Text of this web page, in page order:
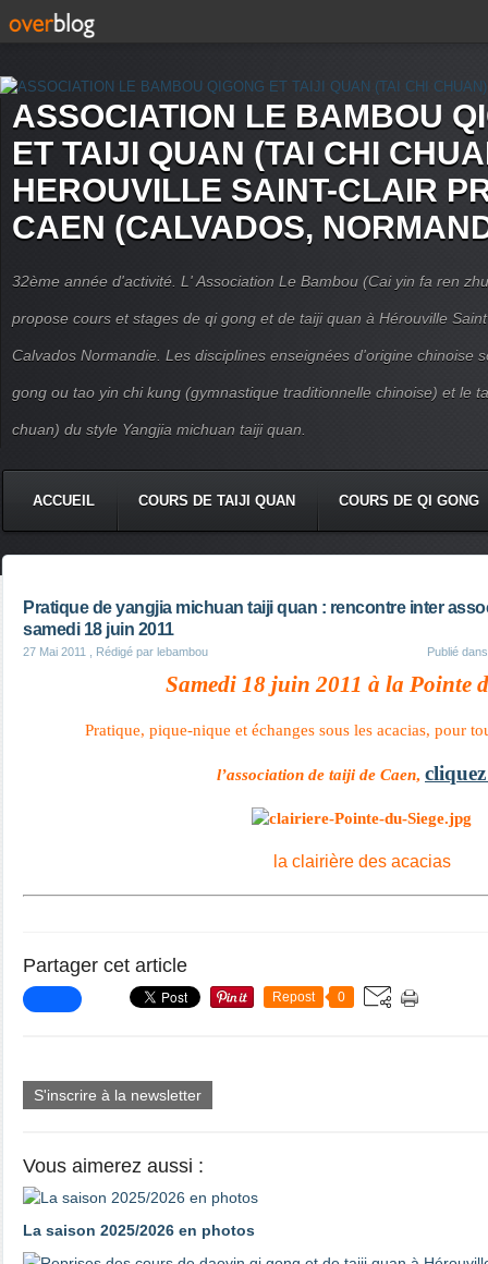
ASSOCIATION LE BAMBOU
ET TAIJI QUAN (TAI CHI
HEROUVILLE SAINT-CLAIR
CAEN (CALVADOS,
32ème année d'activité. L' Association Le Bambou (Cai yin fa ren
propose cours et stages de qi gong et de taiji quan à Hérouville
Calvados Normandie. Les disciplines enseignées d'origine chinoise
gong ou tao yin chi kung (gymnastique traditionnelle chinoise) et le
chuan) du style Yangjia michuan taiji quan.
ACCUEIL COURS DE TAIJI QUAN COURS DE QI GONG
Pratique de yangjia michuan taiji quan : rencontre inter
samedi 18 juin 2011
27 Mai 2011 , Rédigé par lebambou Publié
Samedi 18 juin 2011 à la Pointe
Pratique, pique-nique et échanges sous les acacias, pour
l’association de taiji de Caen,
la clairière des acacias
Partager cet article
Repost 0
S'inscrire à la newsletter
Vous aimerez aussi :
La saison 2025/2026 en photos